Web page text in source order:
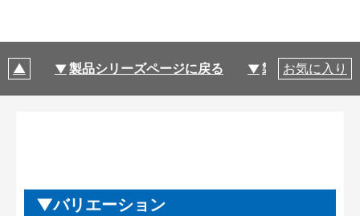
製品シリーズページに戻る 製品仕様
お気に入り
バリエーション